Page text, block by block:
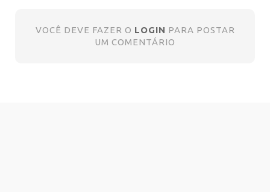
VOCÊ DEVE FAZER O LOGIN PARA POSTAR
UM COMENTÁRIO